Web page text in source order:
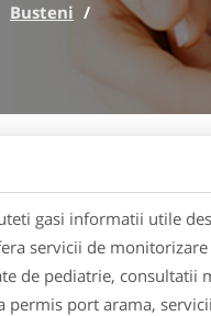
Busteni /
gasi informatii utile
servicii de
de pediatrie, consultatii
port arama,